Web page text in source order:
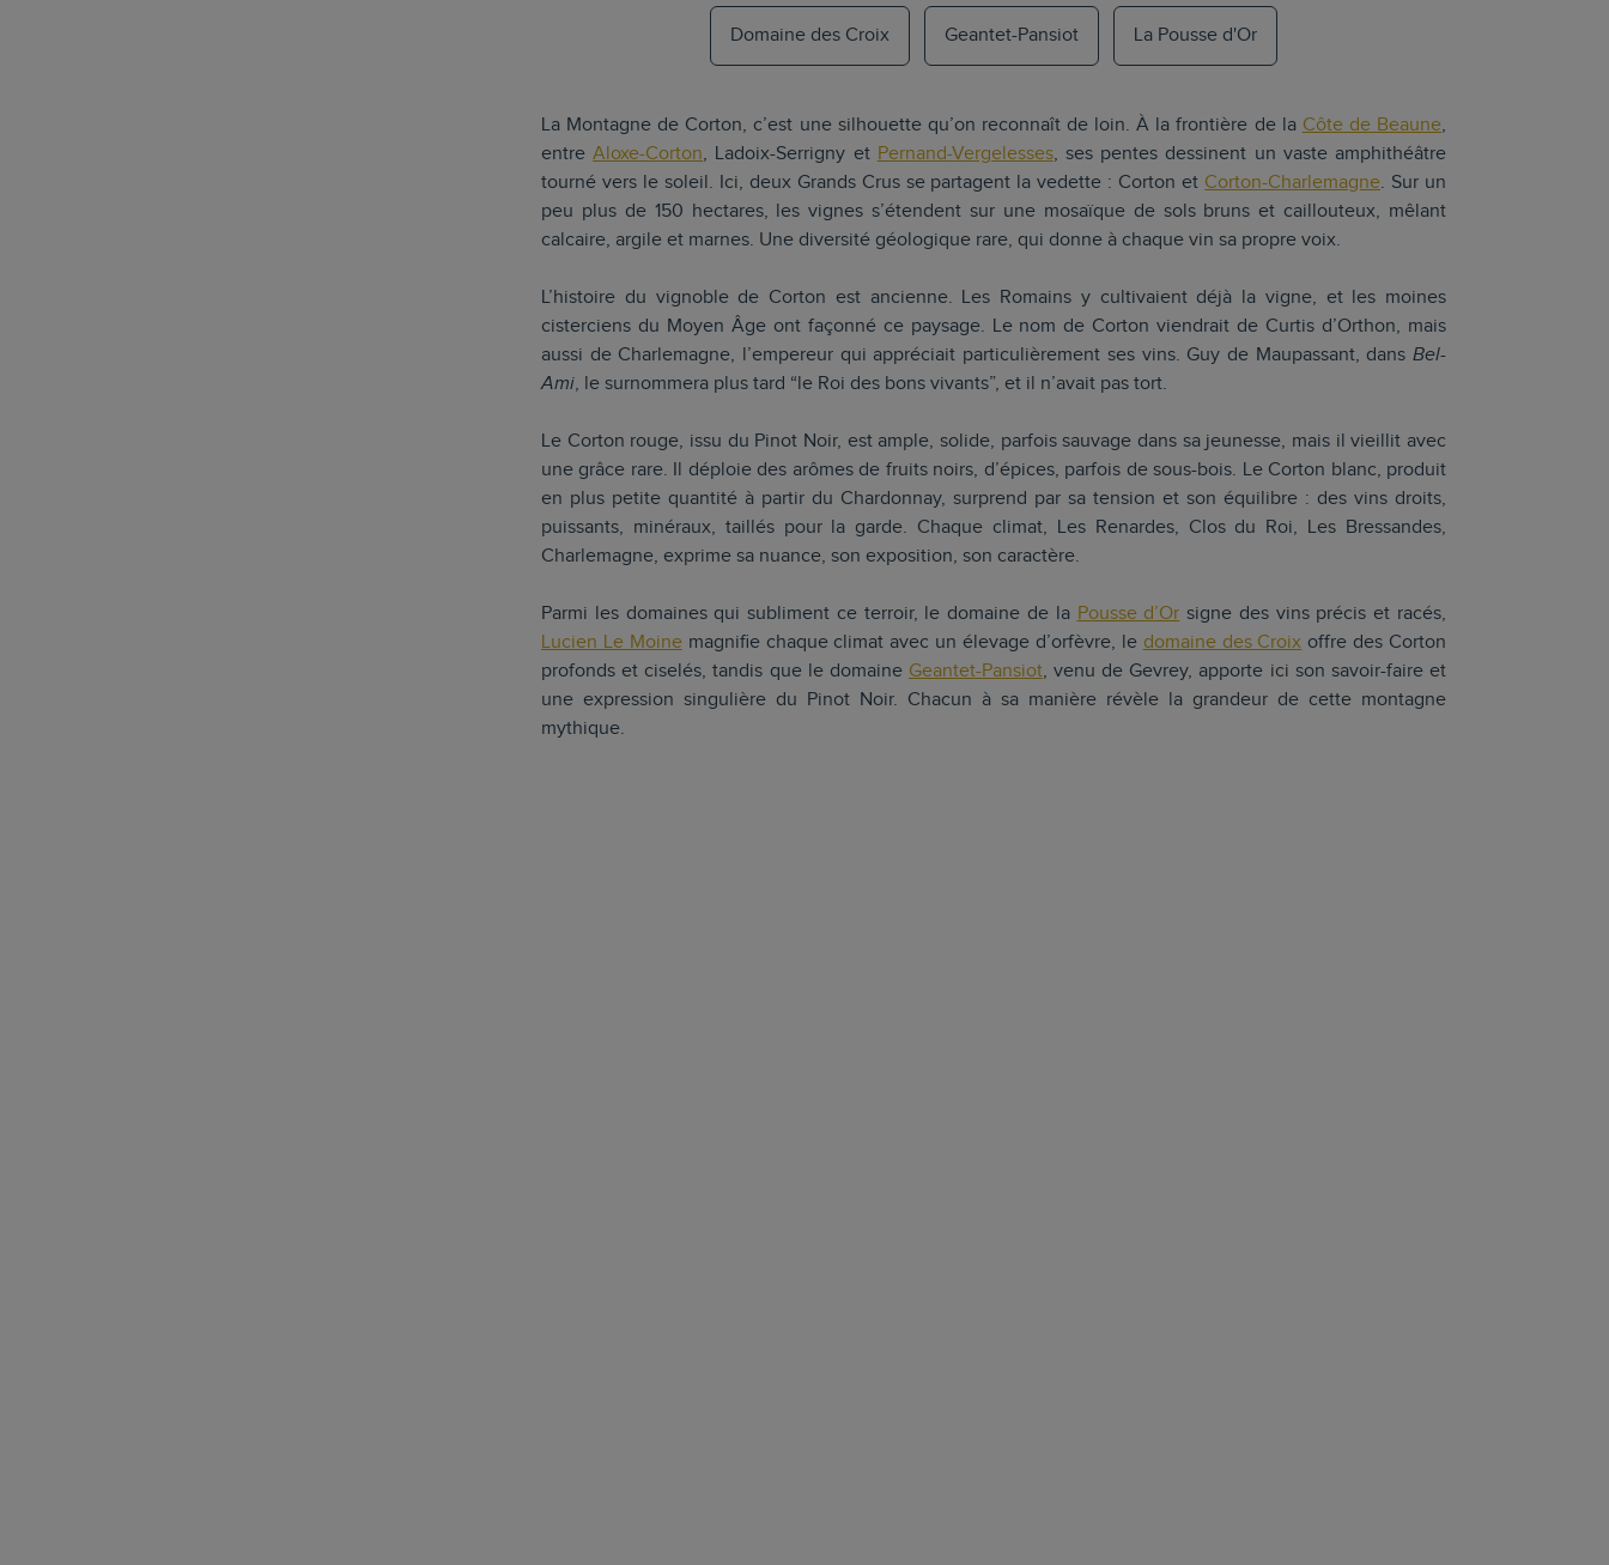
Domaine des Croix Geantet-Pansiot La Pousse d'Or
La Montagne de Corton, c’est une silhouette qu’on reconnaît de loin. À la frontière de la Côte de Beaune,
entreAloxe-Corton, Ladoix-Serrigny et Pernand-Vergelesses, ses pentes dessinent un vaste amphithéâtre
tourné vers le soleil. Ici, deux Grands Crus se partagent la vedette : Corton et Corton-Charlemagne. Sur un
peu plus de 150 hectares, les vignes s’étendent sur une mosaïque de sols bruns et caillouteux, mêlant
calcaire, argile et marnes. Une diversité géologique rare, qui donne à chaque vin sa propre voix.
L’histoire du vignoble de Corton est ancienne. Les Romains y cultivaient déjà la vigne, et les moines
cisterciens du Moyen Âge ont façonné ce paysage. Le nom de Corton viendrait de Curtis d’Orthon, mais
aussi de Charlemagne, l’empereur qui appréciait particulièrement ses vins. Guy de Maupassant, dans Bel-
Ami, le surnommera plus tard “le Roi des bons vivants”, et il n’avait pas tort.
Le Corton rouge, issu du Pinot Noir, est ample, solide, parfois sauvage dans sa jeunesse, mais il vieillit avec
une grâce rare. Il déploie des arômes de fruits noirs, d’épices, parfois de sous-bois. Le Corton blanc, produit
en plus petite quantité à partir du Chardonnay, surprend par sa tension et son équilibre : des vins droits,
puissants, minéraux, taillés pour la garde. Chaque climat, Les Renardes, Clos du Roi, Les Bressandes,
Charlemagne, exprime sa nuance, son exposition, son caractère.
Parmi les domaines qui subliment ce terroir, le domaine de la Pousse d’Or signe des vins précis et racés,
Lucien Le Moinemagnifie chaque climat avec un élevage d’orfèvre, le domaine des Croix offre des Corton
profonds et ciselés, tandis que le domaine Geantet-Pansiot, venu de Gevrey, apporte ici son savoir-faire et
une expression singulière du Pinot Noir. Chacun à sa manière révèle la grandeur de cette montagne
mythique.